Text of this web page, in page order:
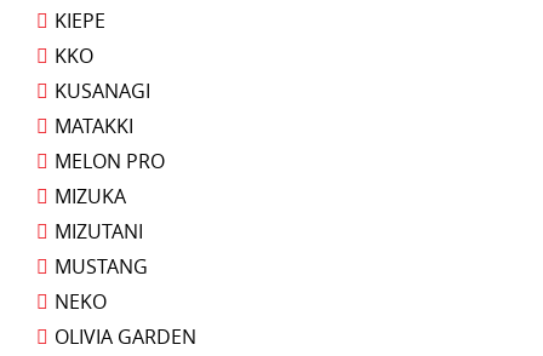
KIEPE
KKO
KUSANAGI
MATAKKI
MELON PRO
MIZUKA
MIZUTANI
MUSTANG
NEKO
OLIVIA GARDEN